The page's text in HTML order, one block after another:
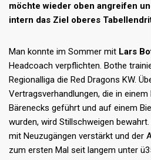
möchte wieder oben angreifen
intern das Ziel oberes
Man konnte im Sommer mit Lars
Headcoach verpflichten. Bothe
Regionalliga die Red Dragons KW.
Vertragsverhandlungen, die in
Bärenecks geführt und auf einem
wurden, wird Stillschweigen
mit Neuzugängen verstärkt und der
zum ersten Mal seit langem unter